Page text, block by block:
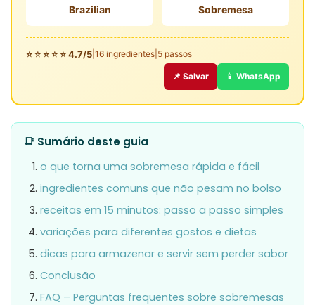
Brazilian Sobremesa
⭐ ⭐ ⭐ ⭐ ⭐ 4.7/5 16 ingredientes 5 passos
📌 Salvar 📱 WhatsApp
📑 Sumário deste guia
o que torna uma sobremesa rápida e fácil
ingredientes comuns que não pesam no bolso
receitas em 15 minutos: passo a passo simples
variações para diferentes gostos e dietas
dicas para armazenar e servir sem perder sabor
Conclusão
FAQ – Perguntas frequentes sobre sobremesas